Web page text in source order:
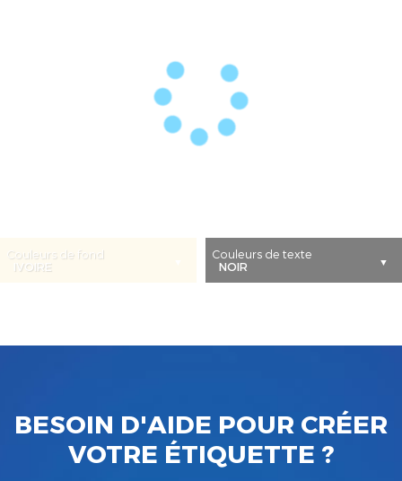
Couleurs de fond Couleurs de texte
BESOIN D'AIDE POUR CRÉER
VOTRE ÉTIQUETTE ?